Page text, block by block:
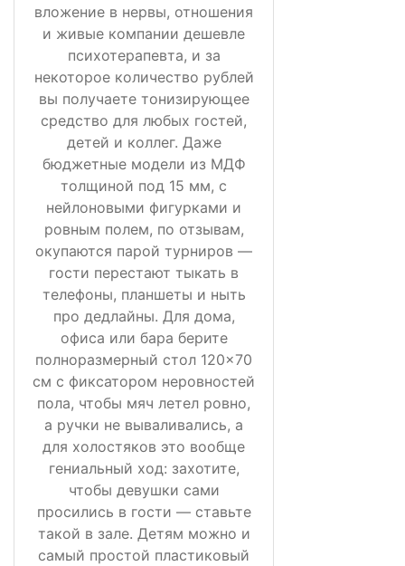
вложение в нервы, отношения
и живые компании дешевле
психотерапевта, и за
некоторое количество рублей
вы получаете тонизирующее
средство для любых гостей,
детей и коллег. Даже
бюджетные модели из МДФ
толщиной под 15 мм, с
нейлоновыми фигурками и
ровным полем, по отзывам,
окупаются парой турниров —
гости перестают тыкать в
телефоны, планшеты и ныть
про дедлайны. Для дома,
офиса или бара берите
полноразмерный стол 120×70
см с фиксатором неровностей
пола, чтобы мяч летел ровно,
а ручки не вываливались, а
для холостяков это вообще
гениальный ход: захотите,
чтобы девушки сами
просились в гости — ставьте
такой в зале. Детям можно и
самый простой пластиковый